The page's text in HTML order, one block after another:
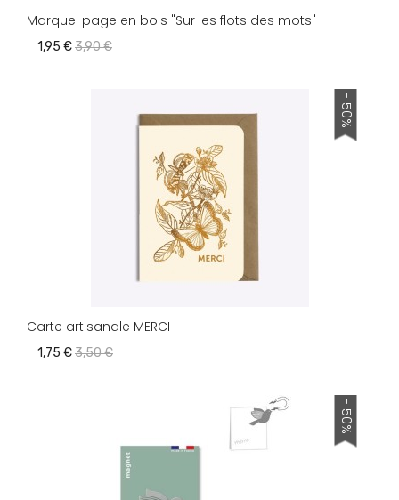
Marque-page en bois "Sur les flots des mots"
1,95 €3,90 €
- 50%
Carte artisanale MERCI
1,75 €3,50 €
- 50%